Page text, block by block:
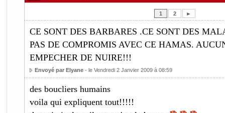
1 2 ►
CE SONT DES BARBARES .CE SONT DES
PAS DE COMPROMIS AVEC CE HAMAS.
EMPECHER DE NUIRE!!!
Envoyé par Elyane- le Vendredi 2 Janvier 2009 à 08:59
des boucliers humains
voila qui expliquent tout!!!!!